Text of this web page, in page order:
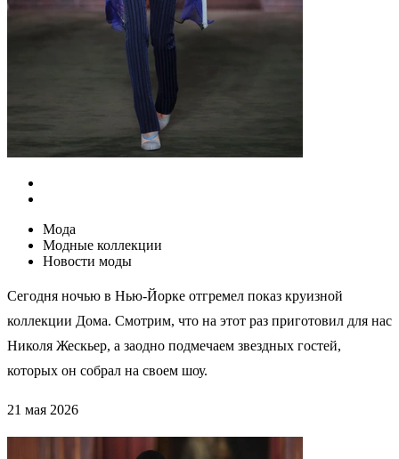
Мода
Модные коллекции
Новости моды
Сегодня ночью в Нью-Йорке отгремел показ круизной
коллекции Дома. Смотрим, что на этот раз приготовил для нас
Николя Жескьер, а заодно подмечаем звездных гостей,
которых он собрал на своем шоу.
21 мая 2026